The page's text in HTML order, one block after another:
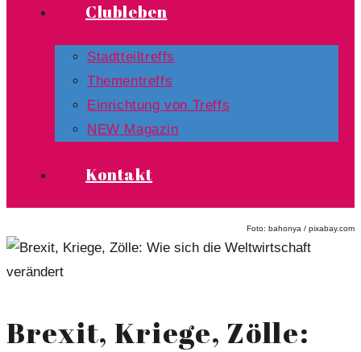
Clubleben
Stadtteiltreffs
Thementreffs
Einrichtung von Treffs​
NEW Magazin
Kontakt
Foto: bahonya / pixabay.com
Brexit, Kriege, Zölle: